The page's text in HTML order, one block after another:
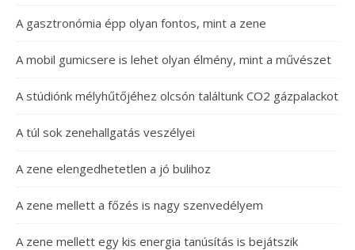
A gasztronómia épp olyan fontos, mint a zene
A mobil gumicsere is lehet olyan élmény, mint a művészet
A stúdiónk mélyhűtőjéhez olcsón találtunk CO2 gázpalackot
A túl sok zenehallgatás veszélyei
A zene elengedhetetlen a jó bulihoz
A zene mellett a főzés is nagy szenvedélyem
A zene mellett egy kis energia tanúsítás is bejátszik